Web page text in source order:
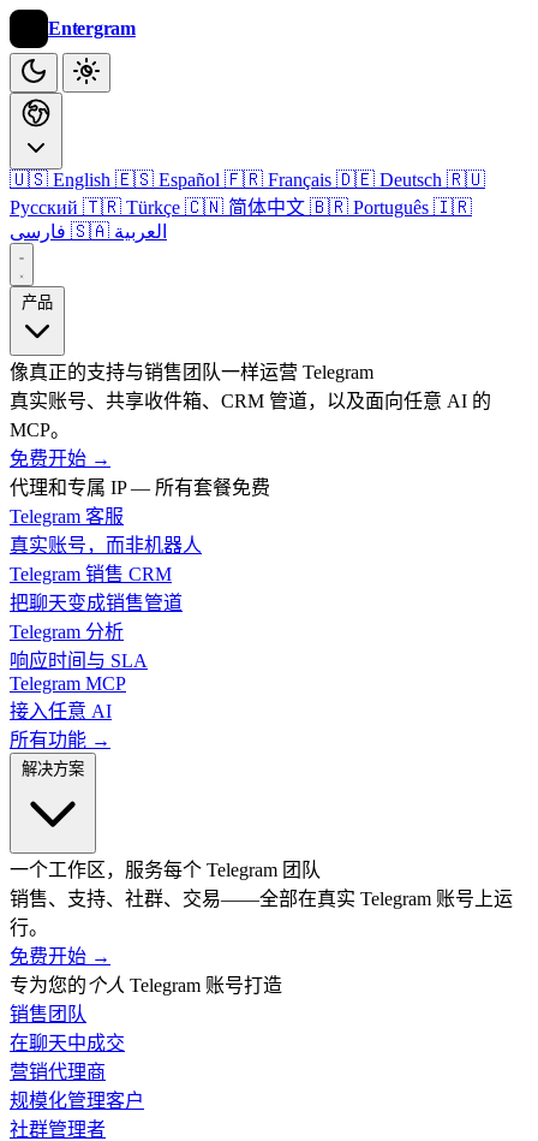
Entergram
🇺🇸 English 🇪🇸 Español 🇫🇷 Français 🇩🇪 Deutsch 🇷🇺
Русский 🇹🇷 Türkçe 🇨🇳 简体中文 🇧🇷 Português 🇮🇷
🇸🇦 العربية
产品
像真正的支持与销售团队一样运营 Telegram
真实账号、共享收件箱、CRM 管道，以及面向任意 AI 的
MCP。
免费开始 →
代理和专属 IP — 所有套餐免费
Telegram 客服
真实账号，而非机器人
Telegram 销售 CRM
把聊天变成销售管道
Telegram 分析
响应时间与 SLA
Telegram MCP
接入任意 AI
所有功能 →
解决方案
一个工作区，服务每个 Telegram 团队
销售、支持、社群、交易——全部在真实 Telegram 账号上运
行。
免费开始 →
专为您的个人 Telegram 账号打造
销售团队
在聊天中成交
营销代理商
规模化管理客户
社群管理者